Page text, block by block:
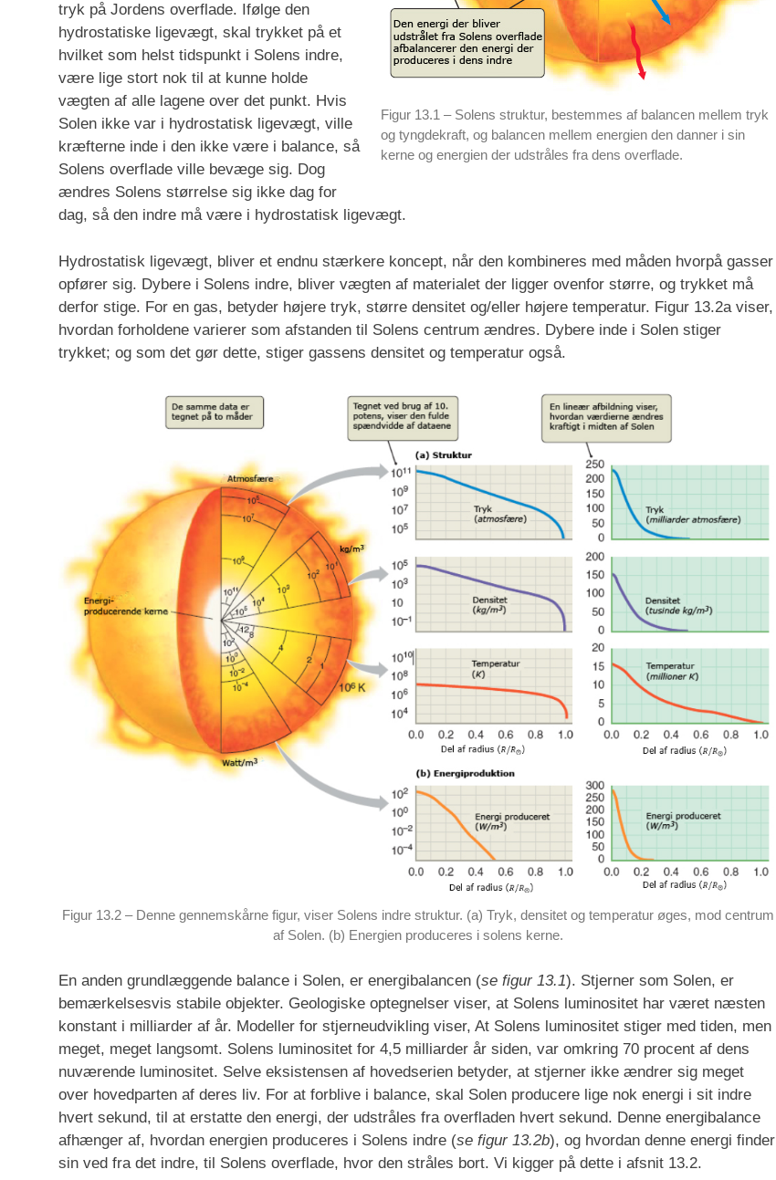
Figur 13.1 – Solens struktur, bestemmes af balancen mellem tryk
og tyngdekraft, og balancen mellem energien den danner i sin
kerne og energien der udstråles fra dens overflade.
tryk på Jordens overflade. Ifølge den
hydrostatiske ligevægt, skal trykket på et
hvilket som helst tidspunkt i Solens indre,
være lige stort nok til at kunne holde
vægten af alle lagene over det punkt. Hvis
Solen ikke var i hydrostatisk ligevægt, ville
kræfterne inde i den ikke være i balance, så
Solens overflade ville bevæge sig. Dog
ændres Solens størrelse sig ikke dag for
dag, så den indre må være i hydrostatisk ligevægt.
Hydrostatisk ligevægt, bliver et endnu stærkere koncept, når den kombineres med måden hvorpå gasser
opfører sig. Dybere i Solens indre, bliver vægten af materialet der ligger ovenfor større, og trykket må
derfor stige. For en gas, betyder højere tryk, større densitet og/eller højere temperatur. Figur 13.2a viser,
hvordan forholdene varierer som afstanden til Solens centrum ændres. Dybere inde i Solen stiger
trykket; og som det gør dette, stiger gassens densitet og temperatur også.
Figur 13.2 – Denne gennemskårne figur, viser Solens indre struktur. (a) Tryk, densitet og temperatur øges, mod centrum
af Solen. (b) Energien produceres i solens kerne.
En anden grundlæggende balance i Solen, er energibalancen (se figur 13.1). Stjerner som Solen, er
bemærkelsesvis stabile objekter. Geologiske optegnelser viser, at Solens luminositet har været næsten
konstant i milliarder af år. Modeller for stjerneudvikling viser, At Solens luminositet stiger med tiden, men
meget, meget langsomt. Solens luminositet for 4,5 milliarder år siden, var omkring 70 procent af dens
nuværende luminositet. Selve eksistensen af hovedserien betyder, at stjerner ikke ændrer sig meget
over hovedparten af deres liv. For at forblive i balance, skal Solen producere lige nok energi i sit indre
hvert sekund, til at erstatte den energi, der udstråles fra overfladen hvert sekund. Denne energibalance
afhænger af, hvordan energien produceres i Solens indre (se figur 13.2b), og hvordan denne energi finder
sin ved fra det indre, til Solens overflade, hvor den stråles bort. Vi kigger på dette i afsnit 13.2.